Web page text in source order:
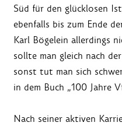
Süd für den glücklosen
ebenfalls bis zum Ende
Karl Bögelein allerdings
sollte man gleich nach
sonst tut man sich
in dem Buch „100 Jahre
Nach seiner aktiven